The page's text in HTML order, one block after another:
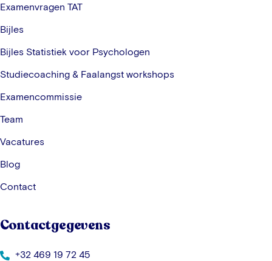
Examenvragen TAT
Bijles
Bijles Statistiek voor Psychologen
Studiecoaching & Faalangst workshops
Examencommissie
Team
Vacatures
Blog
Contact
Contactgegevens
+32 469 19 72 45